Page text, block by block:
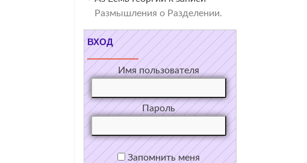
Размышления о Разделении.
ВХОД
Имя пользователя
Пароль
Запомнить меня